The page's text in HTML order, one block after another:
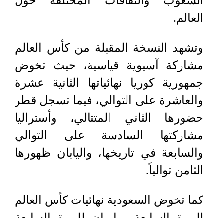
العالم.
وتشهد النسخة المقبلة من كأس العالم
مشاركة آسيوية قياسية، حيث تخوض
جمهورية كوريا نهائياتها الثانية عشرة
والعاشرة على التوالي، فيما تسجل قطر
حضورها الثاني المتتالي، وأستراليا
مشاركتها السادسة على التوالي
والسابعة في تاريخها، واليابان ظهورها
الثامن توالياً.
كما تخوض السعودية نهائيات كأس العالم